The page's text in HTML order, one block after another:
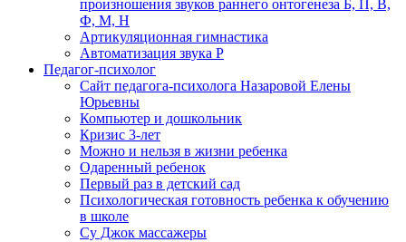
произношения звуков раннего онтогенеза Б, П, В,
Ф, М, Н
Артикуляционная гимнастика
Автоматизация звука Р
Педагог-психолог
Сайт педагога-психолога Назаровой Елены
Юрьевны
Компьютер и дошкольник
Кризис 3-лет
Можно и нельзя в жизни ребенка
Одаренный ребенок
Первый раз в детский сад
Психологическая готовность ребенка к обучению
в школе
Су Джок массажеры